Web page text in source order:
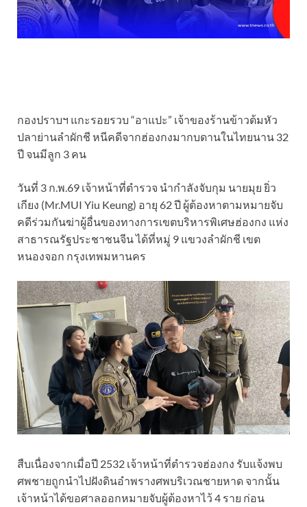
กองปราบฯ แกะรอยรวบ “อาแปะ” เจ้าของร้านข้าวต้มหัว
ปลาย่านลำผักชี หนีคดีจากฮ่องกงมากบดานในไทยนาน 32
ปี จนมีลูก 3 คน
วันที่ 3 ก.พ.69 เจ้าหน้าที่ตำรวจ นำกำลังจับกุม นายมุย ยิ่ว
เกียง (Mr.MUI Yiu Keung) อายุ 62 ปี ผู้ต้องหาตามหมายจับ
คดีร่วมกันฆ่าผู้อื่นของทางการเขตบริหารพิเศษฮ่องกง แห่ง
สาธารณรัฐประชาชนจีน ได้ที่หมู่ 9 แขวงลำผักชี เขต
หนองจอก กรุงเทพมหานคร
สืบเนื่องจากเมื่อปี 2532 เจ้าหน้าที่ตำรวจฮ่องกง รับแจ้งพบ
ศพชายถูกนำไปฝังดินอำพรางศพบริเวณชายหาด จากนั้น
เจ้าหน้าได้ขอศาลออกหมายจับผู้ต้องหาไว้ 4 ราย ก่อน